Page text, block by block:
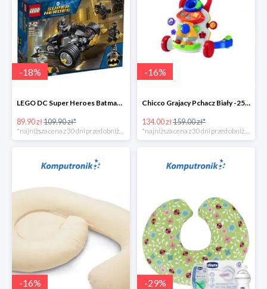
-18%
LEGO DC Super Heroes Batman: atak Szponów -20zł
89.90 zł109.90 zł*
-16%
Chicco Grajacy Pchacz Biały -25zł
134.00 zł159.00 zł*
-16% -29%